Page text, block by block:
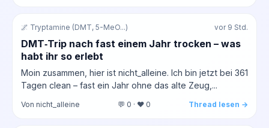
🌌 Tryptamine (DMT, 5-MeO...) vor 9 Std.
DMT‑Trip nach fast einem Jahr trocken – was
habt ihr so erlebt
Moin zusammen, hier ist nicht_alleine. Ich bin jetzt bei 361
Tagen clean – fast ein Jahr ohne das alte Zeug,...
Von nicht_alleine 💬 0 · ❤️ 0 Thread lesen →